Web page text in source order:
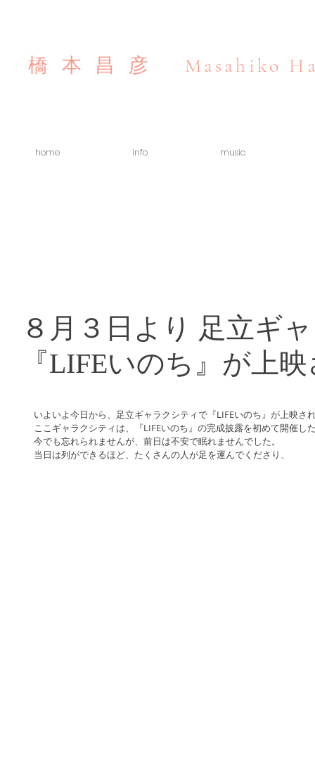
橋本昌彦 Masahiko
home info music
８月３日より 足立ギ
『LIFEいのち』が上
いよいよ今日から、足立ギャラクシティで『LIFEいのち』が上映さ
ここギャラクシティは、『LIFEいのち』の完成披露を初めて開催し
今でも忘れられませんが、前日は不安で眠れませんでした。
当日は列ができるほど、たくさんの人が足を運んでくださり、